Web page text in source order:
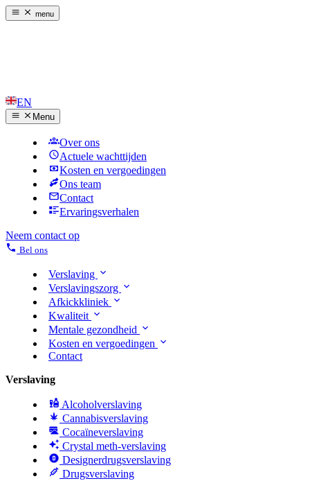
menu
EN
Menu
Over ons
Actuele wachttijden
Kosten en vergoedingen
Ons team
Contact
Ervaringsverhalen
Neem contact op
Bel ons
Verslaving
Verslavingszorg
Afkickkliniek
Kwaliteit
Mentale gezondheid
Kosten en vergoedingen
Contact
Verslaving
Alcoholverslaving
Cannabisverslaving
Cocaïneverslaving
Crystal meth-verslaving
Designerdrugsverslaving
Drugsverslaving